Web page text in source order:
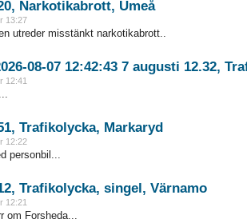
Narkotikabrott, Umeå
13:27
utreder misstänkt narkotikabrott..
08-07 12:42:43 7 augusti 12.32,
12:41
Trafikolycka, Markaryd
12:22
personbil...
Trafikolycka, singel, Värnamo
12:21
om Forsheda...